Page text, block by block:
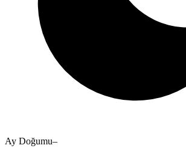
Ay Doğumu–